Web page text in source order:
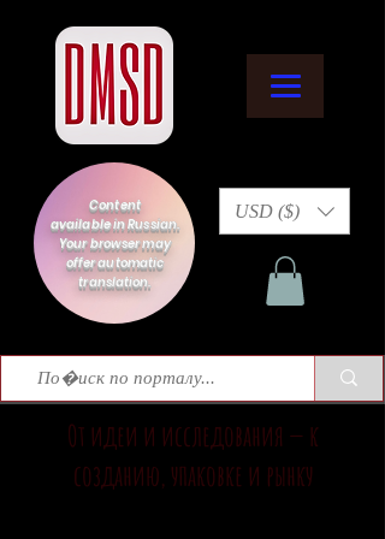
Content
available in Russian.
Your browser may
offer automatic
translation.
USD ($)
От идеи и исследования — к
созданию, упаковке и рынку